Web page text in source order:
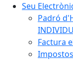
Seu
Padró
Factura
Impostos